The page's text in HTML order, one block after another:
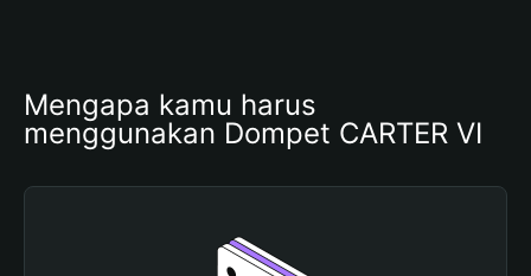
Mengapa kamu harus
menggunakan Dompet CARTER VI